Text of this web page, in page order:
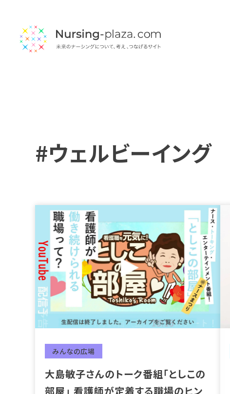
#ウェルビーイング
みんなの広場
大島敏子さんのトーク番組「としこの
部屋」 看護師が定着する職場のヒン